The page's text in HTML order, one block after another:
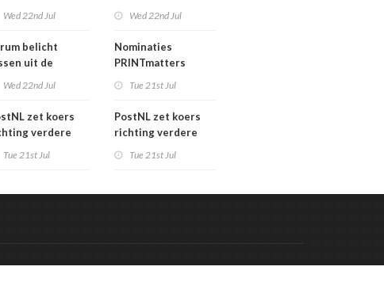
Wed 22nd Jul
belicht
uit de
Wed 22nd Jul
zet koers
verdere
de rekening
Tue 21st Jul
carrièreswitches
Wed 22nd Jul
Nominaties
PRINTmatters
Tue 21st Jul
PostNL zet koers
richting verdere
betalen de rekening
Tue 21st Jul